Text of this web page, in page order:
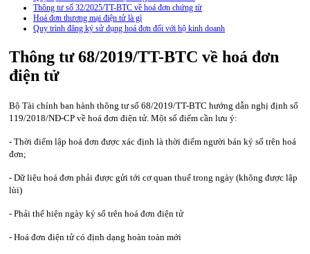
Thông tư số 32/2025/TT-BTC về hoá đơn chứng từ
Hoá đơn thương mại điện tử là gì
Quy trình đăng ký sử dụng hoá đơn đối với hộ kinh doanh
Thông tư 68/2019/TT-BTC về hoá đơn
điện tử
Bộ Tài chính ban hành thông tư số 68/2019/TT-BTC hướng dẫn nghị định số
119/2018/NĐ-CP về hoá đơn điện tử. Một số điểm cần lưu ý:
- Thời điểm lập hoá đơn được xác định là thời điểm người bán ký số trên hoá
đơn;
- Dữ liệu hoá đơn phải được gửi tới cơ quan thuế trong ngày (không được lập
lùi)
- Phải thể hiện ngày ký số trên hoá đơn điện tử
- Hoá đơn điện tử có định dạng hoàn toàn mới